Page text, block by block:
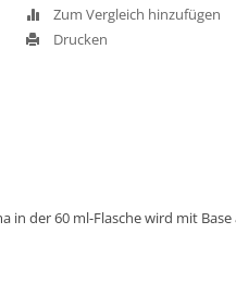
Zum Vergleich hinzufügen
Drucken
in der 60 ml-Flasche wird mit